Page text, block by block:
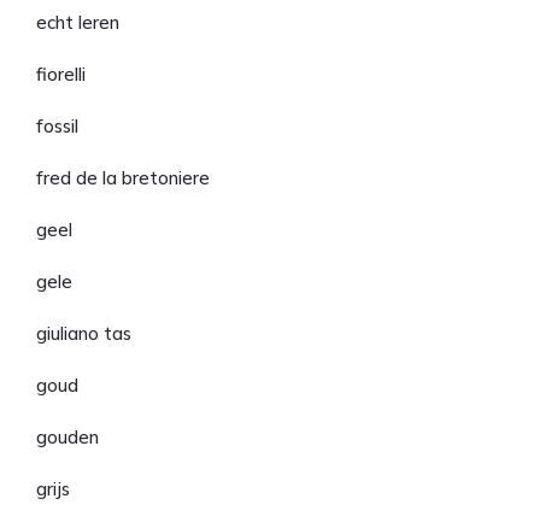
echt leren
fiorelli
fossil
fred de la bretoniere
geel
gele
giuliano tas
goud
gouden
grijs